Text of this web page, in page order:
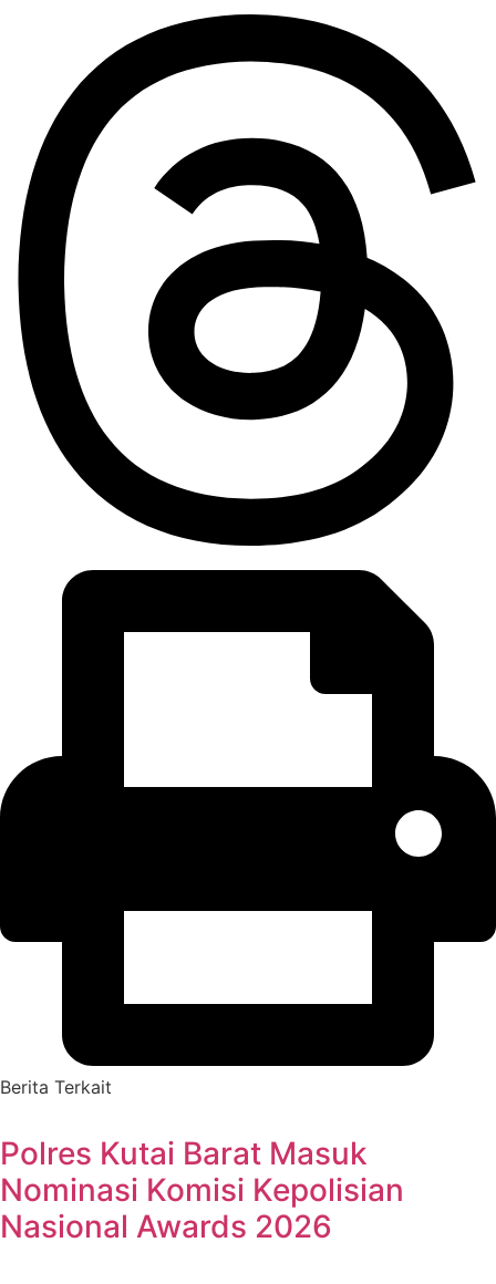
Berita Terkait
Polres Kutai Barat Masuk
Nominasi Komisi Kepolisian
Nasional Awards 2026